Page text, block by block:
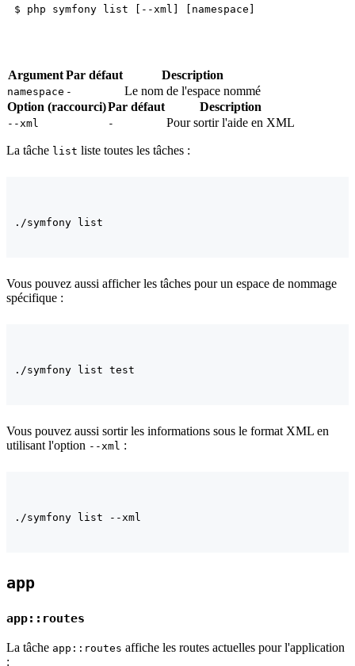
ArgumentPar défaut Description
namespace -
Le nom de l'espace nommé
Option (raccourci)Par défaut Description
--xml - Pour sortir l'aide en XML
La tâche list liste toutes les tâches :
Vous pouvez aussi afficher les tâches pour un espace de nommage
spécifique :
Vous pouvez aussi sortir les informations sous le format XML en
utilisant l'option --xml :
app
app::routes
La tâche app::routes affiche les routes actuelles pour l'application
: